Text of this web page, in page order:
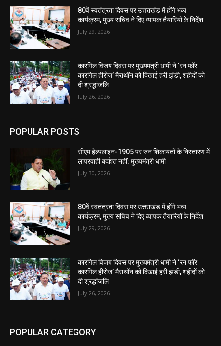
80वें स्वतंत्रता दिवस पर उत्तराखंड में होंगे भव्य
कार्यक्रम, मुख्य सचिव ने दिए व्यापक तैयारियों के निर्देश
July 29, 2026
कारगिल विजय दिवस पर मुख्यमंत्री धामी ने ‘रन फॉर
कारगिल हीरोज’ मैराथॉन को दिखाई हरी झंडी, शहीदों को
दी श्रद्धांजलि
July 26, 2026
POPULAR POSTS
सीएम हेल्पलाइन-1905 पर जन शिकायतों के निस्तारण में
लापरवाही बर्दाश्त नहीं: मुख्यमंत्री धामी
July 30, 2026
80वें स्वतंत्रता दिवस पर उत्तराखंड में होंगे भव्य
कार्यक्रम, मुख्य सचिव ने दिए व्यापक तैयारियों के निर्देश
July 29, 2026
कारगिल विजय दिवस पर मुख्यमंत्री धामी ने ‘रन फॉर
कारगिल हीरोज’ मैराथॉन को दिखाई हरी झंडी, शहीदों को
दी श्रद्धांजलि
July 26, 2026
POPULAR CATEGORY